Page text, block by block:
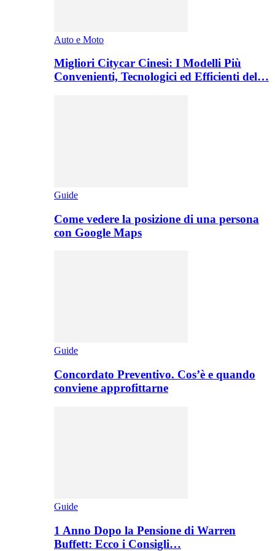
Auto e Moto
Migliori Citycar Cinesi: I Modelli Più
Convenienti, Tecnologici ed Efficienti del…
Guide
Come vedere la posizione di una persona
con Google Maps
Guide
Concordato Preventivo. Cos’è e quando
conviene approfittarne
Guide
1 Anno Dopo la Pensione di Warren
Buffett: Ecco i Consigli…